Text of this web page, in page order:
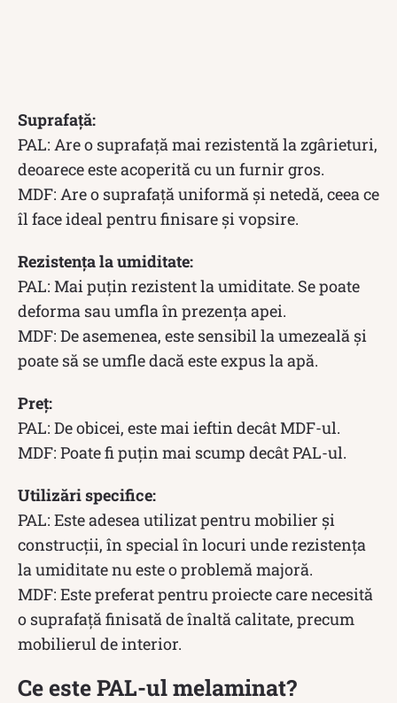
Suprafață:
PAL: Are o suprafață mai rezistentă la zgârieturi,
deoarece este acoperită cu un furnir gros.
MDF: Are o suprafață uniformă și netedă, ceea ce
îl face ideal pentru finisare și vopsire.
Rezistența la umiditate:
PAL: Mai puțin rezistent la umiditate. Se poate
deforma sau umfla în prezența apei.
MDF: De asemenea, este sensibil la umezeală și
poate să se umfle dacă este expus la apă.
Preț:
PAL: De obicei, este mai ieftin decât MDF-ul.
MDF: Poate fi puțin mai scump decât PAL-ul.
Utilizări specifice:
PAL: Este adesea utilizat pentru mobilier și
construcții, în special în locuri unde rezistența
la umiditate nu este o problemă majoră.
MDF: Este preferat pentru proiecte care necesită
o suprafață finisată de înaltă calitate, precum
mobilierul de interior.
Ce este PAL-ul melaminat?